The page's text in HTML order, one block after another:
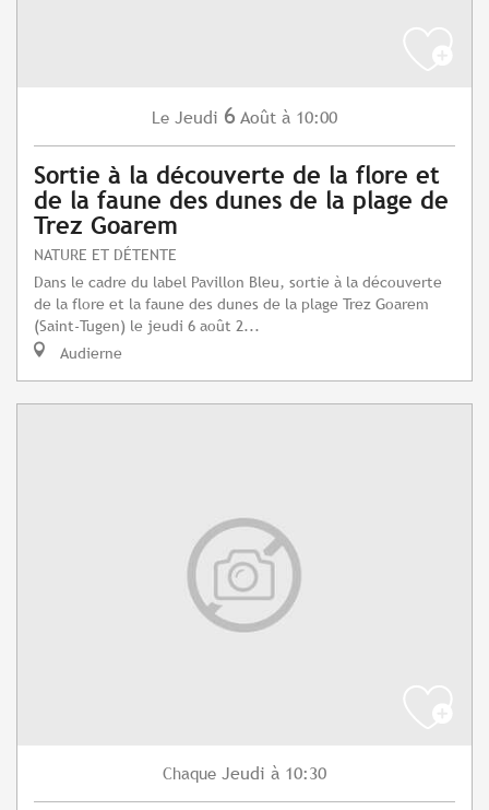
Le Jeudi 6 Août à 10:00
Sortie à la découverte de la flore et
de la faune des dunes de la plage de
Trez Goarem
NATURE ET DÉTENTE
Dans le cadre du label Pavillon Bleu, sortie à la découverte
de la flore et la faune des dunes de la plage Trez Goarem
(Saint-Tugen) le jeudi 6 août 2...
Audierne
Chaque Jeudi à 10:30